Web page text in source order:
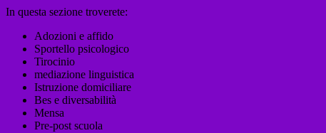
In questa sezione troverete:
Adozioni e affido
Sportello psicologico
Tirocinio
mediazione linguistica
Istruzione domiciliare
Bes e diversabilità
Mensa
Pre-post scuola